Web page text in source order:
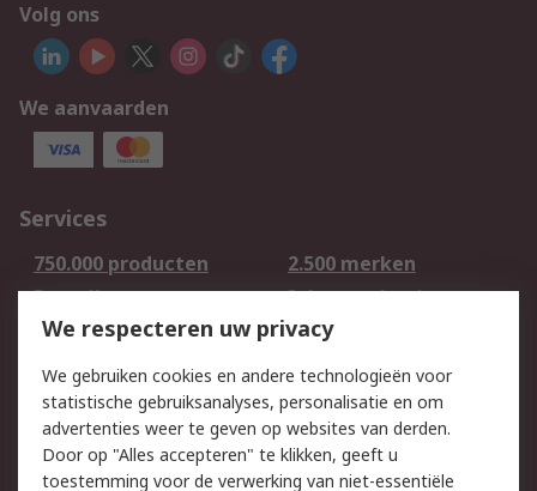
Volg ons
We aanvaarden
Services
750.000 producten
2.500 merken
Bestellen
Inkoopoplossingen
Retouren
Technisch advies
Track & Trace
Wettelijk
Cookiebeleid
Email veiligheid
We respecteren uw privacy
We gebruiken cookies en andere technologieën voor
statistische gebruiksanalyses, personalisatie en om
advertenties weer te geven op websites van derden.
Door op "Alles accepteren" te klikken, geeft u
toestemming voor de verwerking van niet-essentiële